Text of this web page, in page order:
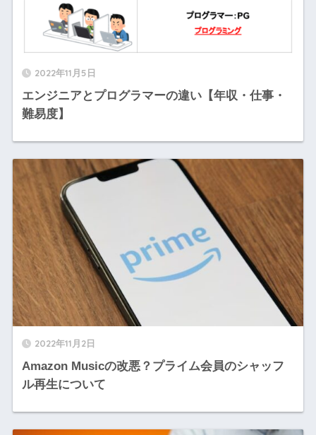
2022年11月5日
エンジニアとプログラマーの違い【年収・仕事・
難易度】
2022年11月2日
Amazon Musicの改悪？プライム会員のシャッフ
ル再生について